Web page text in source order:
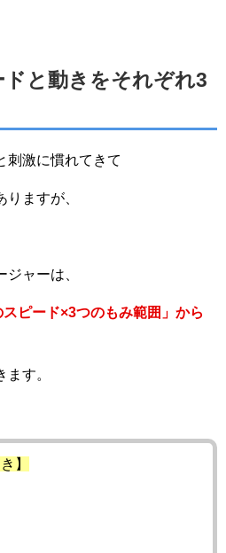
と動きをそれぞれ3
刺激に慣れてきて
ますが、
ャーは、
スピード×3つのもみ範囲」から
す。
】